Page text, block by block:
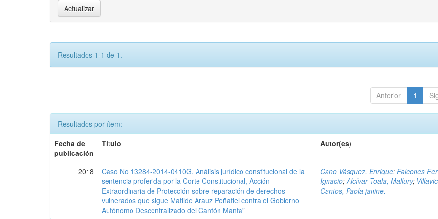
Resultados 1-1 de 1.
Anterior 1
Resultados por ítem:
Fecha de
publicación
Título Autor(es)
2018
Caso No 13284-2014-0410G, Análisis jurídico constitucional de la
sentencia proferida por la Corte Constitucional, Acción
Extraordinaria de Protección sobre reparación de derechos
vulnerados que sigue Matilde Arauz Peñafiel contra el Gobierno
Autónomo Descentralizado del Cantón Manta”
Cano Vásquez, Enrique;Falcones
Ignacio;Alcívar Toala, Mallury;
Cantos, Paola janine.